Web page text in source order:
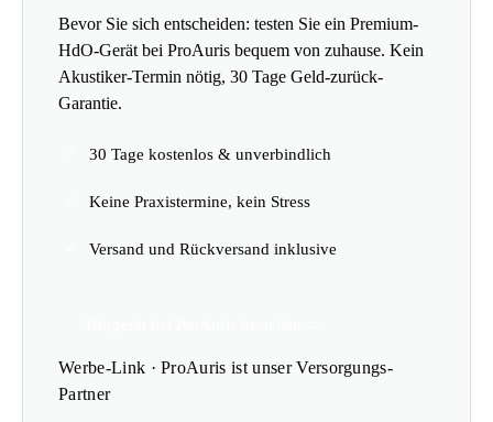
Bevor Sie sich entscheiden: testen Sie ein Premium-
HdO-Gerät bei ProAuris bequem von zuhause. Kein
Akustiker-Termin nötig, 30 Tage Geld-zurück-
Garantie.
30 Tage kostenlos & unverbindlich
Keine Praxistermine, kein Stress
Versand und Rückversand inklusive
Werbe-Link · ProAuris ist unser Versorgungs-
Partner